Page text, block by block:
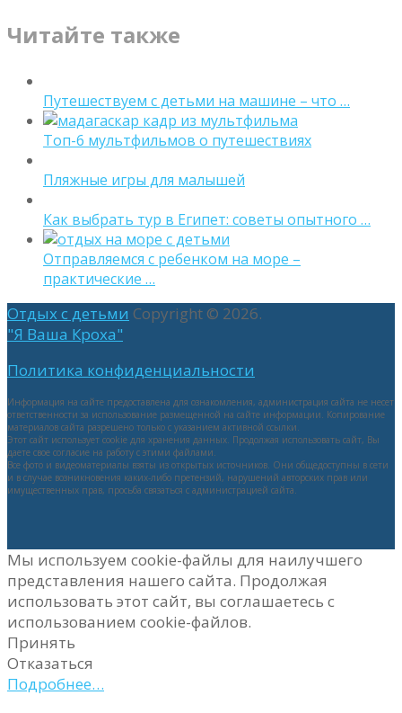
Читайте также
Путешествуем с детьми на машине – что …
Топ-6 мультфильмов о путешествиях
Пляжные игры для малышей
Как выбрать тур в Египет: советы опытного …
Отправляемся с ребенком на море –
практические …
Отдых с детьми Copyright © 2026.
"Я Ваша Кроха"
Политика конфиденциальности
Информация на сайте предоставлена для ознакомления, администрация сайта не несет
ответственности за использование размещенной на сайте информации. Копирование
материалов сайта разрешено только с указанием активной ссылки.
Этот сайт использует cookie для хранения данных. Продолжая использовать сайт, Вы
даете свое согласие на работу с этими файлами.
Все фото и видеоматериалы взяты из открытых источников. Они общедоступны в сети
и в случае возникновения каких-либо претензий, нарушений авторских прав или
имущественных прав, просьба связаться с администрацией сайта.
Мы используем cookie-файлы для наилучшего
представления нашего сайта. Продолжая
использовать этот сайт, вы соглашаетесь с
использованием cookie-файлов.
Принять
Отказаться
Подробнее…